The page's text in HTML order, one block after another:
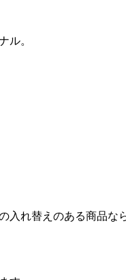
ル。
れ替えのある商品な